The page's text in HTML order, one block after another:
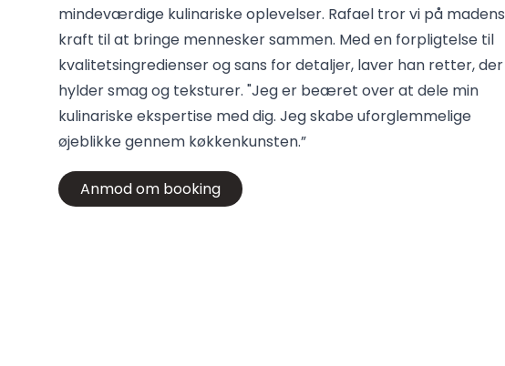
mindeværdige kulinariske oplevelser. Rafael tror vi på madens
kraft til at bringe mennesker sammen. Med en forpligtelse til
kvalitetsingredienser og sans for detaljer, laver han retter, der
hylder smag og teksturer. "Jeg er beæret over at dele min
kulinariske ekspertise med dig. Jeg skabe uforglemmelige
øjeblikke gennem køkkenkunsten.”
Anmod om booking